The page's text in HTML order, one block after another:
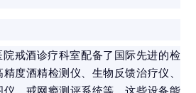
戒酒诊疗科室配备了国际先进的检
度酒精检测仪、生物反馈治疗仪、